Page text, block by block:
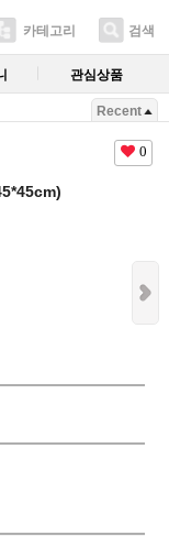
카테고리 검색
관심상품
Recent
0